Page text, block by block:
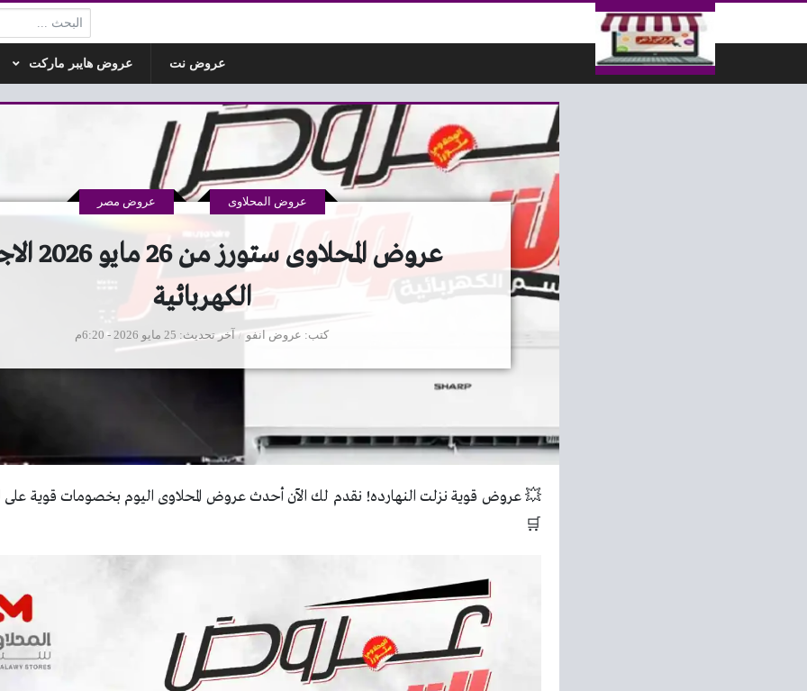
التخطي إلى المحتوى
البحث:
عروض نت عروض هايبر ماركت
عروض المحلاوى
الكهربائية
كتب عروض انفو
عروض المحلاوى عروض مصر
آخر تحديث 25 مايو 2026 - 6:20م
💥 عروض قوية نزلت النهارده! نقدم لك الآن أحدث عروض المحلاوى اليوم بخصومات قوية على
🛒